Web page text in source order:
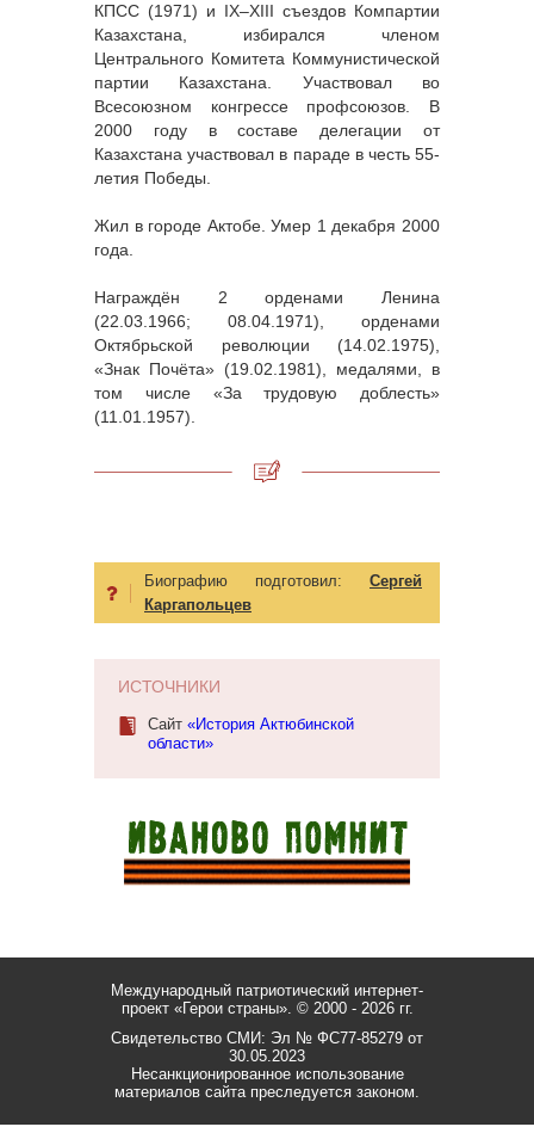
КПСС (1971) и IX–XIII съездов Компартии
Казахстана, избирался членом
Центрального Комитета Коммунистической
партии Казахстана. Участвовал во
Всесоюзном конгрессе профсоюзов. В
2000 году в составе делегации от
Казахстана участвовал в параде в честь 55-
летия Победы.
Жил в городе Актобе. Умер 1 декабря 2000
года.
Награждён 2 орденами Ленина
(22.03.1966; 08.04.1971), орденами
Октябрьской революции (14.02.1975),
«Знак Почёта» (19.02.1981), медалями, в
том числе «За трудовую доблесть»
(11.01.1957).
Биографию подготовил: Сергей
Каргапольцев
ИСТОЧНИКИ
Сайт «История Актюбинской
области»
Международный патриотический интернет-
проект «Герои страны». © 2000 - 2026 гг.
Свидетельство СМИ: Эл № ФС77-85279 от
30.05.2023
Несанкционированное использование
материалов сайта преследуется законом.